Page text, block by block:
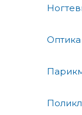
Оптика